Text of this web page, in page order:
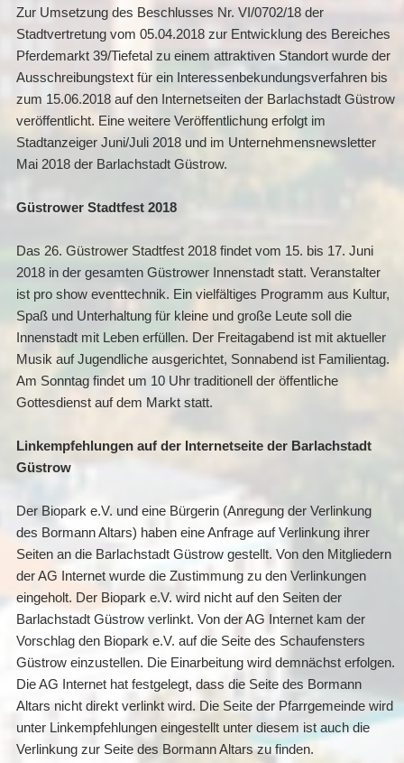
Zur Umsetzung des Beschlusses Nr. VI/0702/18 der
Stadtvertretung vom 05.04.2018 zur Entwicklung des Bereiches
Pferdemarkt 39/Tiefetal zu einem attraktiven Standort wurde der
Ausschreibungstext für ein Interessenbekundungsverfahren bis
zum 15.06.2018 auf den Internetseiten der Barlachstadt Güstrow
veröffentlicht. Eine weitere Veröffentlichung erfolgt im
Stadtanzeiger Juni/Juli 2018 und im Unternehmensnewsletter
Mai 2018 der Barlachstadt Güstrow.
Güstrower Stadtfest 2018
Das 26. Güstrower Stadtfest 2018 findet vom 15. bis 17. Juni
2018 in der gesamten Güstrower Innenstadt statt. Veranstalter
ist pro show eventtechnik. Ein vielfältiges Programm aus Kultur,
Spaß und Unterhaltung für kleine und große Leute soll die
Innenstadt mit Leben erfüllen. Der Freitagabend ist mit aktueller
Musik auf Jugendliche ausgerichtet, Sonnabend ist Familientag.
Am Sonntag findet um 10 Uhr traditionell der öffentliche
Gottesdienst auf dem Markt statt.
Linkempfehlungen auf der Internetseite der Barlachstadt
Güstrow
Der Biopark e.V. und eine Bürgerin (Anregung der Verlinkung
des Bormann Altars) haben eine Anfrage auf Verlinkung ihrer
Seiten an die Barlachstadt Güstrow gestellt. Von den Mitgliedern
der AG Internet wurde die Zustimmung zu den Verlinkungen
eingeholt. Der Biopark e.V. wird nicht auf den Seiten der
Barlachstadt Güstrow verlinkt. Von der AG Internet kam der
Vorschlag den Biopark e.V. auf die Seite des Schaufensters
Güstrow einzustellen. Die Einarbeitung wird demnächst erfolgen.
Die AG Internet hat festgelegt, dass die Seite des Bormann
Altars nicht direkt verlinkt wird. Die Seite der Pfarrgemeinde wird
unter Linkempfehlungen eingestellt unter diesem ist auch die
Verlinkung zur Seite des Bormann Altars zu finden.